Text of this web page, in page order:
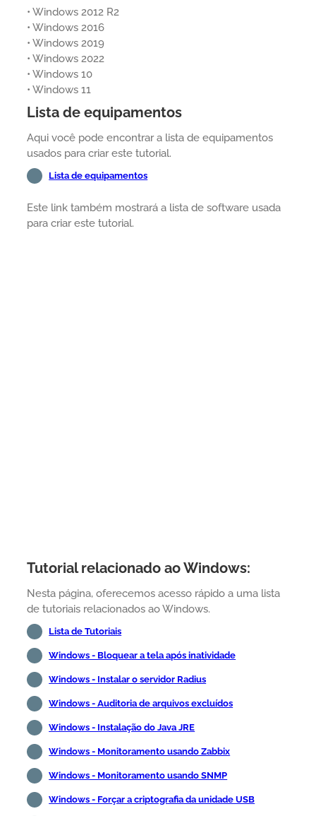
• Windows 2012 R2
• Windows 2016
• Windows 2019
• Windows 2022
• Windows 10
• Windows 11
Lista de equipamentos
Aqui você pode encontrar a lista de equipamentos
usados para criar este tutorial.
Lista de equipamentos
Este link também mostrará a lista de software usada
para criar este tutorial.
Tutorial relacionado ao Windows:
Nesta página, oferecemos acesso rápido a uma lista
de tutoriais relacionados ao Windows.
Lista de Tutoriais
Windows - Bloquear a tela após inatividade
Windows - Instalar o servidor Radius
Windows - Auditoria de arquivos excluídos
Windows - Instalação do Java JRE
Windows - Monitoramento usando Zabbix
Windows - Monitoramento usando SNMP
Windows - Forçar a criptografia da unidade USB